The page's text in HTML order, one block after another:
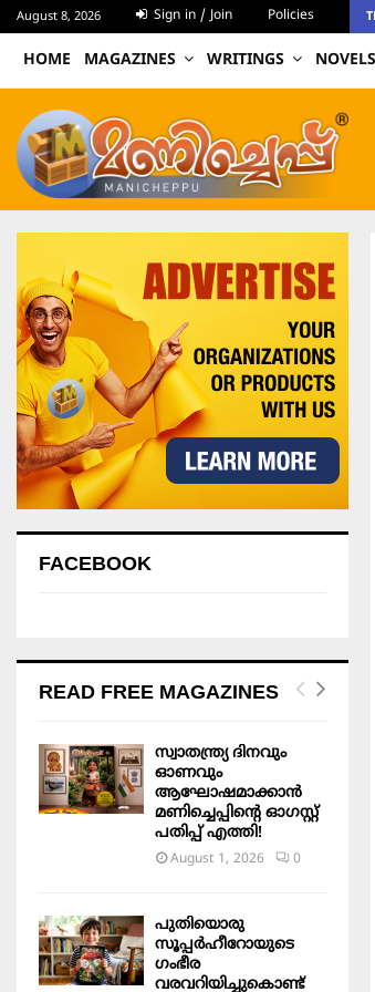
August 8, 2026 Sign in / Join Policies
HOME MAGAZINES WRITINGS NOVELS
FACEBOOK
READ FREE MAGAZINES
സ്വാതന്ത്ര്യ ദിനവും
ഓണവും
ആഘോഷമാക്കാൻ
മണിച്ചെപ്പിന്റെ ഓഗസ്റ്റ്
പതിപ്പ് എത്തി!
August 1, 2026 0
പുതിയൊരു
സൂപ്പർഹീറോയുടെ
ഗംഭീര
വരവറിയിച്ചുകൊണ്ട്